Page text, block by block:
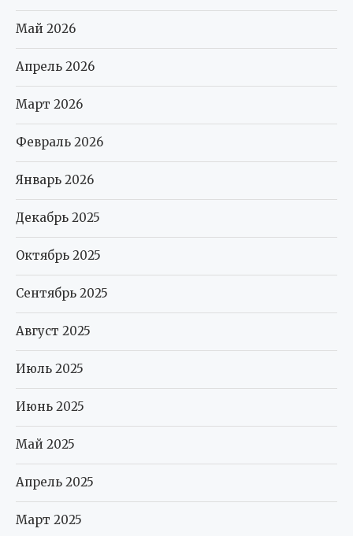
Май 2026
Апрель 2026
Март 2026
Февраль 2026
Январь 2026
Декабрь 2025
Октябрь 2025
Сентябрь 2025
Август 2025
Июль 2025
Июнь 2025
Май 2025
Апрель 2025
Март 2025